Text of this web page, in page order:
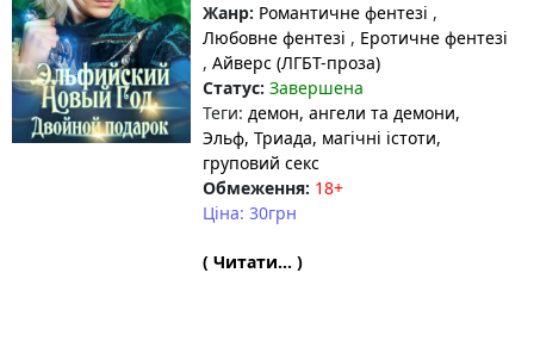
Жанр: Романтичне фентезі ,
Любовне фентезі , Еротичне фентезі
, Айверс (ЛГБТ-проза)
Статус: Завершена
Теги: демон, ангели та демони,
Эльф, Триада, магічні істоти,
груповий секс
Обмеження: 18+
Ціна: 30грн
( Читати... )